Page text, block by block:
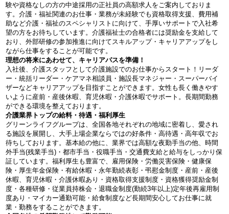
験や資格なしの方の中途採用の正社員の高額求人をご案内しておりま
す。介護・福祉関連のお仕事・業務が未経験でも資格取得支援、費用補
助など介護・福祉のスペシャリストに向けて、手厚いサポートで入社希
望の方をお待ちしています。介護福祉士の合格者には奨励金を支給して
おり、外部研修の参加推進に向けてスキルアップ・キャリアアップをし
ながら仕事をすることが可能です。
理想の将来にあわせて、キャリアパスを準備！
入社後、介護スタッフとして介護施設でのお仕事からスタート！リーダ
ー・統括リーダー・ケアマネ相談員・施設長マネジャー・スーパーバイ
ザーなどキャリアアップを目指すことができます。女性も長く働きやす
いように産前・産後休暇、育児休暇・介護休暇でサポート。長期間勤務
ができる環境を整えております。
介護業界トップの給料・待遇・福利厚生
グリーンライフグループは、全国各地それぞれの地域に密着し、愛され
る施設を展開し、大手上場企業ならではの好条件・高待遇・高年収でお
待ちしております。基本給の他に、業界では高額な夜勤手当の他、時間
外手当(残業手当)・都市手当・役職手当・交通費支給と給与をしっかり保
証しています。福利厚生も豊富で、雇用保険・労働災害保険・健康保
険・厚生年金保険・有給休暇・永年勤続表彰・弔慰金制度・産前・産後
休暇、育児休暇・介護休暇あり・資格取得支援制度・資格獲得奨励金制
度・各種研修・従業員持株会・退職金制度(勤続3年以上)定年後再雇用制
度あり・マイカー通勤可能・給食制度など長期間安心してお仕事に就
業・勤務をすることができます。